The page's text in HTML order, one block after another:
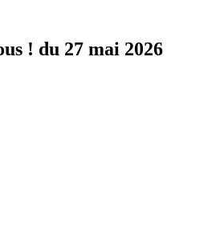
! du 27 mai 2026